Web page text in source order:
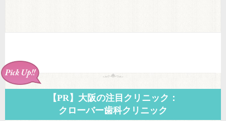
【PR】大阪の注目クリニック：
クローバー歯科クリニック